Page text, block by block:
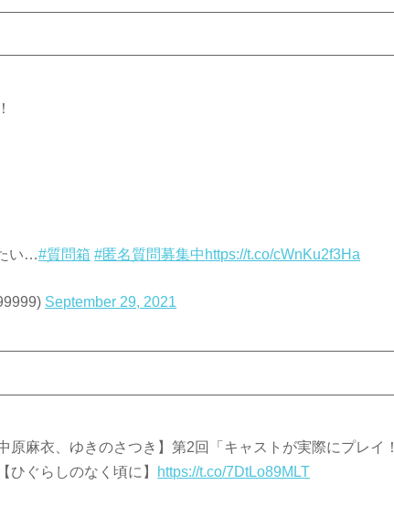
い…#質問箱 #匿名質問募集中 https://t.co/cWnKu2f3Ha
September 29, 2021
原麻衣、ゆきのさつき】第2回「キャストが実際にプレイ！
ひぐらしのなく頃に】
https://t.co/7DtLo89MLT